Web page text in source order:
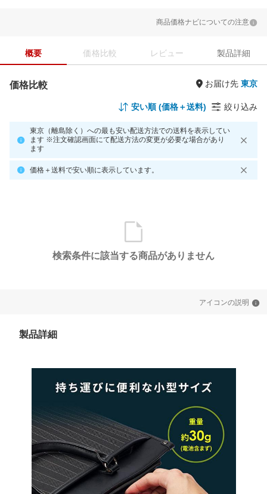
商品価格ナビについての注意
概要 価格比較 レビュー 製品詳細
価格比較 お届け先
安い順 (価格＋送料) 絞り込み
東京（離島除く）への最も安い配送方法での送料を表示してい
ます ※注文確認画面にて配送方法の変更が必要な場合があり
ます
価格＋送料で安い順に表示しています。
検索条件に該当する商品がありません
アイコンの説明
製品詳細